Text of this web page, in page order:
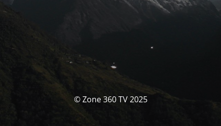
© Zone 360 TV 2025